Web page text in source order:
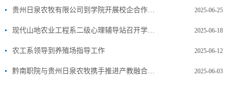
2025-06-25
2025-06-18
农工系领导到养殖场指导工作 2025-06-12
2025-06-03